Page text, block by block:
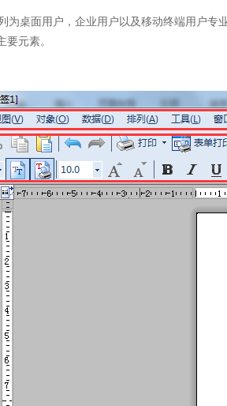
为桌面用户，企业用户以及移动终端用户
要元素。